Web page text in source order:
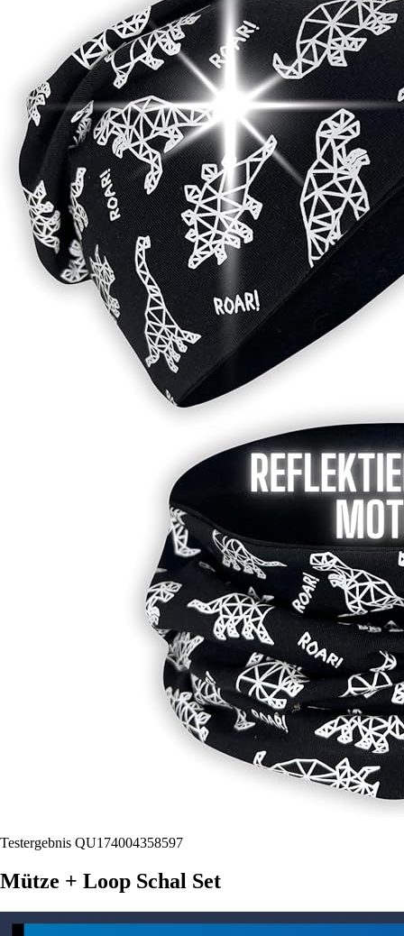
Testergebnis QU174004358597
Mütze + Loop Schal Set